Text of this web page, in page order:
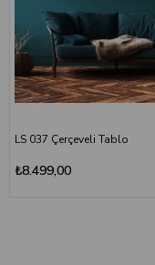
LS 037 Çerçeveli Tablo
₺8.499,00